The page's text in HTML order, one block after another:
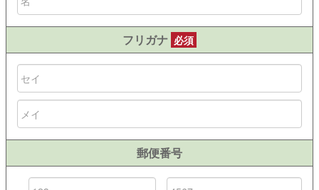
フリガナ 必須
郵便番号